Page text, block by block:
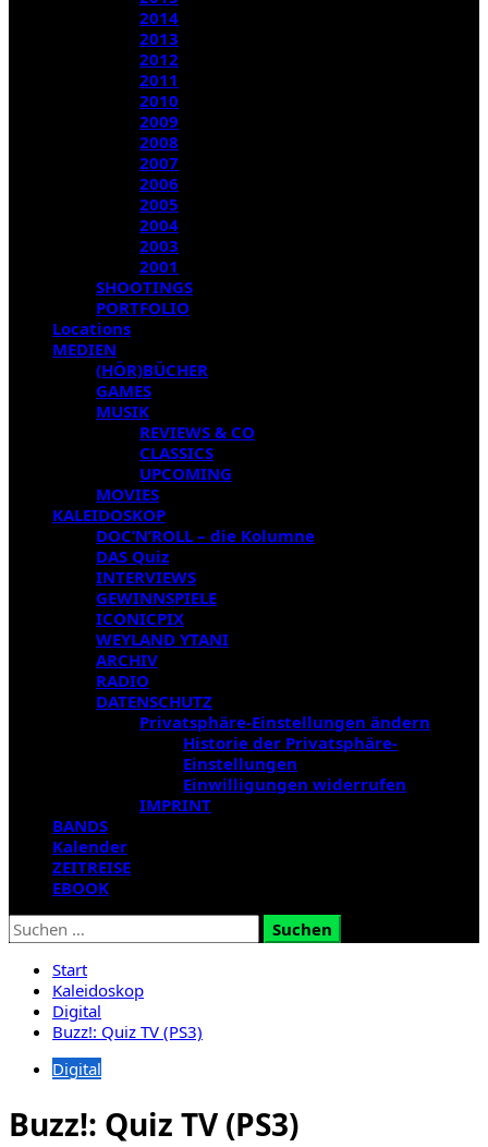
2014
2013
2012
2011
2010
2009
2008
2007
2006
2005
2004
2003
2001
SHOOTINGS
PORTFOLIO
Locations
MEDIEN
(HÖR)BÜCHER
GAMES
MUSIK
REVIEWS & CO
CLASSICS
UPCOMING
MOVIES
KALEIDOSKOP
DOC’N’ROLL – die Kolumne
DAS Quiz
INTERVIEWS
GEWINNSPIELE
ICONICPIX
WEYLAND YTANI
ARCHIV
RADIO
DATENSCHUTZ
Privatsphäre-Einstellungen ändern
Historie der Privatsphäre-
Einstellungen
Einwilligungen widerrufen
IMPRINT
BANDS
Kalender
ZEITREISE
EBOOK
Suchen
nach:
Start
Kaleidoskop
Digital
Buzz!: Quiz TV (PS3)
Digital
Buzz!: Quiz TV (PS3)